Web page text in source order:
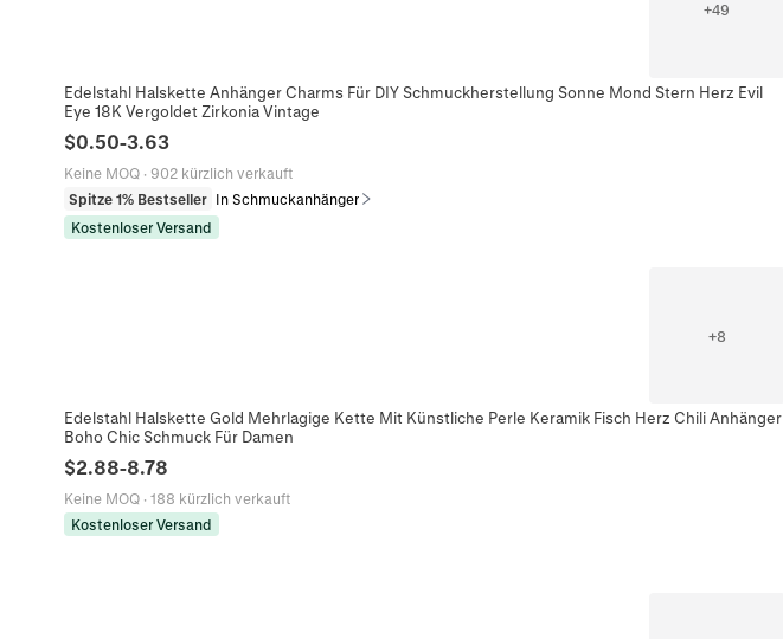
+49
Edelstahl Halskette Anhänger Charms Für DIY Schmuckherstellung Sonne Mond Stern Herz Evil
Eye 18K Vergoldet Zirkonia Vintage
$0.50-3.63
Keine MOQ· 902 kürzlich verkauft
Spitze 1% Bestseller In Schmuckanhänger
Kostenloser Versand
+8
Edelstahl Halskette Gold Mehrlagige Kette Mit Künstliche Perle Keramik Fisch Herz Chili Anhänger
Boho Chic Schmuck Für Damen
$2.88-8.78
Keine MOQ· 188 kürzlich verkauft
Kostenloser Versand